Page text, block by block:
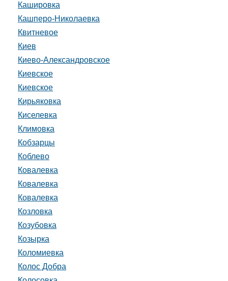
Кашировка
Кашперо-Николаевка
Квитневое
Киев
Киево-Александровское
Киевское
Киевское
Кирьяковка
Киселевка
Климовка
Кобзарцы
Коблево
Ковалевка
Ковалевка
Ковалевка
Козловка
Козубовка
Козырка
Коломиевка
Колос Добра